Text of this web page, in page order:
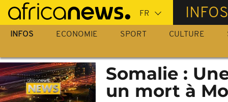
Passer
au
contenu
INFOS
INFOS ECONOMIE SPORT CULTURE
Somalie :
un mort à